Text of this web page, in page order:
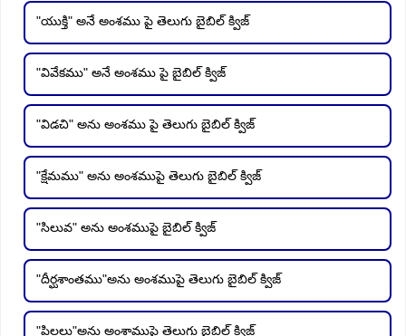
"యుక్తి" అనే అంశము పై తెలుగు బైబిల్ క్విజ్
"వివేకము" అనే అంశము పై బైబిల్ క్విజ్
"విడచి" అను అంశము పై తెలుగు బైబిల్ క్విజ్
"క్షేమము" అను అంశముపై తెలుగు బైబిల్ క్విజ్
"సిలువ" అను అంశముపై బైబిల్ క్విజ్
"దీర్ఘశాంతము"అను అంశముపై తెలుగు బైబిల్ క్విజ్
"పిల్లలు"అను అంశాముపై తెలుగు బైబిల్ క్విజ్